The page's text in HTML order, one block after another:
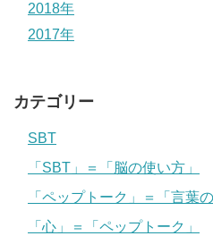
2018年
2017年
カテゴリー
SBT
「SBT」＝「脳の使い方」
「ペップトーク」＝「言葉
「心」＝「ペップトーク」